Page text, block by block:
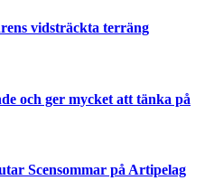
vidsträckta terräng
och ger mycket att tänka på
Scensommar på Artipelag